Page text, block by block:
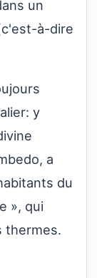
un
à-dire
y
a
du
», qui
thermes.